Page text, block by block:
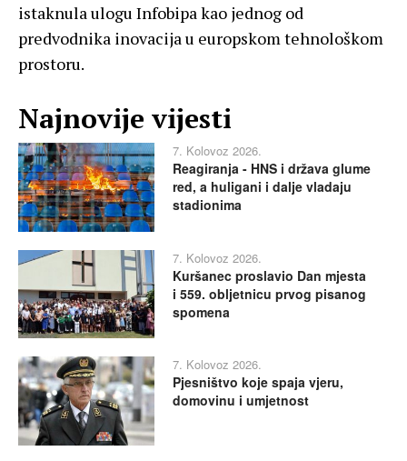
istaknula ulogu Infobipa kao jednog od
predvodnika inovacija u europskom tehnološkom
prostoru.
Najnovije vijesti
7. Kolovoz 2026.
Reagiranja - HNS i država glume
red, a huligani i dalje vladaju
stadionima
7. Kolovoz 2026.
Kuršanec proslavio Dan mjesta
i 559. obljetnicu prvog pisanog
spomena
7. Kolovoz 2026.
Pjesništvo koje spaja vjeru,
domovinu i umjetnost